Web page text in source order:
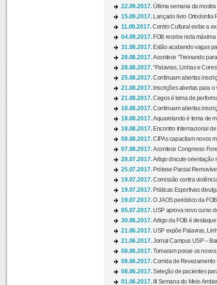
22.09.2017. Última semana da mostra
15.09.2017.
Lançado livro Ortodontia
11.09.2017.Centro Cultural exibe a
04.09.2017. FOB recebe nota
31.08.2017. Estão acabando vagas
28.08.2017.Acontece “Treinando
28.08.2017.“Palavras, Linhas e
25.08.2017.Continuam abertas
21.08.2017. Inscrições abertas para
21.08.2017.Cegos é tema de
18.08.2017.Continuam abertas
18.08.2017.Aquarelando é tema de
18.08.2017. Encontro Internacional
08.08.2017.CIPAs capacitam novos
07.08.2017.Acontece Congresso
28.07.2017.Artigo discute orientação
25.07.2017. Prótese Parcial
19.07.2017.Comissão contra
19.07.2017. Práticas Esportivas
19.07.2017.O JAOS periódico da
05.07.2017. USP aprova novo curso
30.06.2017.Artigo da FOB é
21.06.2017. USP expõe Palavras,
21.06.2017.Jornal Campus USP –
08.06.2017.Tomaram posse os
08.06.2017.Corrida de Revezamento
08.06.2017.Seleção de pacientes
01.06.2017.
III Semana do Meio